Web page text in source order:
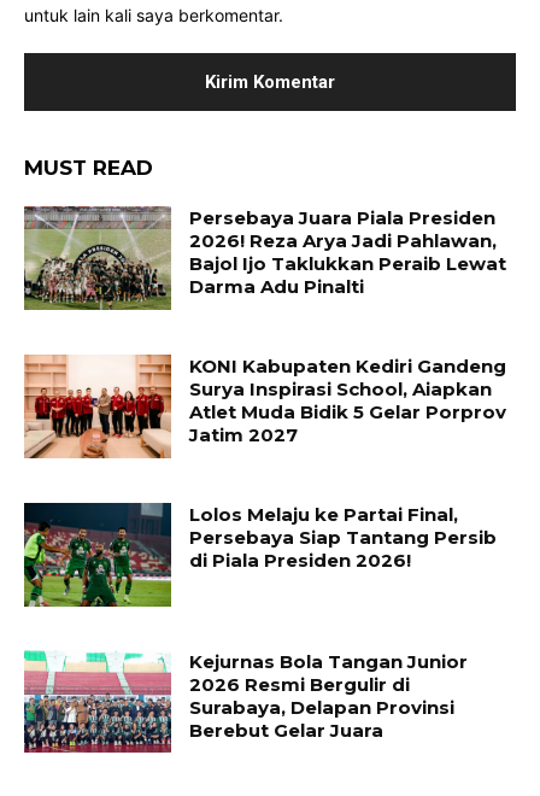
untuk lain kali saya berkomentar.
MUST READ
Persebaya Juara Piala Presiden
2026! Reza Arya Jadi Pahlawan,
Bajol Ijo Taklukkan Peraib Lewat
Darma Adu Pinalti
KONI Kabupaten Kediri Gandeng
Surya Inspirasi School, Aiapkan
Atlet Muda Bidik 5 Gelar Porprov
Jatim 2027
Lolos Melaju ke Partai Final,
Persebaya Siap Tantang Persib
di Piala Presiden 2026!
Kejurnas Bola Tangan Junior
2026 Resmi Bergulir di
Surabaya, Delapan Provinsi
Berebut Gelar Juara